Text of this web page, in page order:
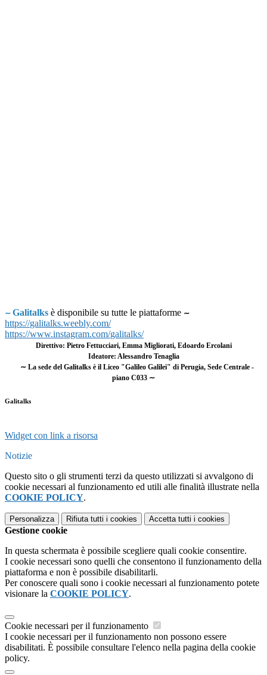
∼ Galitalks è disponibile su tutte le piattaforme ∼
https://galitalks.weebly.com/
https://www.instagram.com/galitalks/
Direttivo: Pietro Fettucciari, Emma Migliorati, Edoardo Ercolani
Ideatore: Alessandro Tenaglia
∼ La sede del Galitalks è il Liceo "Galileo Galilei" di Perugia, Sede Centrale -
piano C033 ∼
Galitalks
Widget con link a risorsa
Notizie
Questo sito o gli strumenti terzi da questo utilizzati si avvalgono di
cookie necessari al funzionamento ed utili alle finalità illustrate nella
COOKIE POLICY.
Personalizza Rifiuta tutti i cookies Accetta tutti i cookies
Gestione cookie
In questa schermata è possibile scegliere quali cookie consentire.
I cookie necessari sono quelli che consentono il funzionamento della
piattaforma e non è possibile disabilitarli.
Per conoscere quali sono i cookie necessari al funzionamento potete
visionare la COOKIE POLICY.
Cookie necessari per il funzionamento
I cookie necessari per il funzionamento non possono essere
disabilitati. È possibile consultare l'elenco nella pagina della cookie
policy.